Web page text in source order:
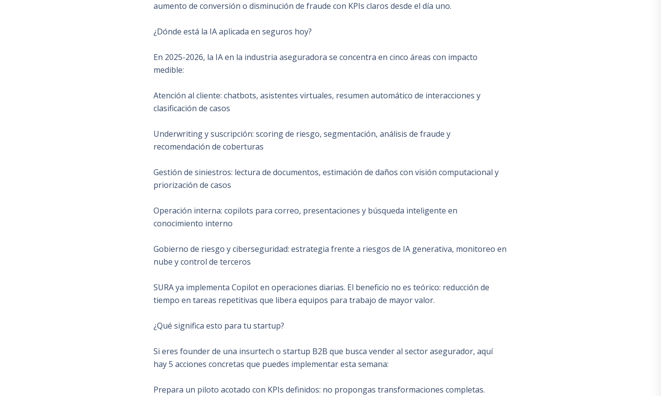
aumento de conversión o disminución de fraude con KPIs claros desde el día uno.
¿Dónde está la IA aplicada en seguros hoy?
En 2025-2026, la IA en la industria aseguradora se concentra en cinco áreas con impacto
medible:
Atención al cliente: chatbots, asistentes virtuales, resumen automático de interacciones y
clasificación de casos
Underwriting y suscripción: scoring de riesgo, segmentación, análisis de fraude y
recomendación de coberturas
Gestión de siniestros: lectura de documentos, estimación de daños con visión computacional y
priorización de casos
Operación interna: copilots para correo, presentaciones y búsqueda inteligente en
conocimiento interno
Gobierno de riesgo y ciberseguridad: estrategia frente a riesgos de IA generativa, monitoreo en
nube y control de terceros
SURA ya implementa Copilot en operaciones diarias. El beneficio no es teórico: reducción de
tiempo en tareas repetitivas que libera equipos para trabajo de mayor valor.
¿Qué significa esto para tu startup?
Si eres founder de una insurtech o startup B2B que busca vender al sector asegurador, aquí
hay 5 acciones concretas que puedes implementar esta semana:
Prepara un piloto acotado con KPIs definidos: no propongas transformaciones completas.